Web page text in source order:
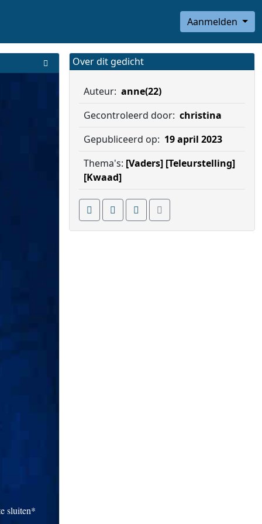
Aanmelden
sluiten*
Over dit gedicht
Auteur: anne(22)
Gecontroleerd door: christina
Gepubliceerd op: 19 april 2023
Thema's: [Vaders] [Teleurstelling]
[Kwaad]